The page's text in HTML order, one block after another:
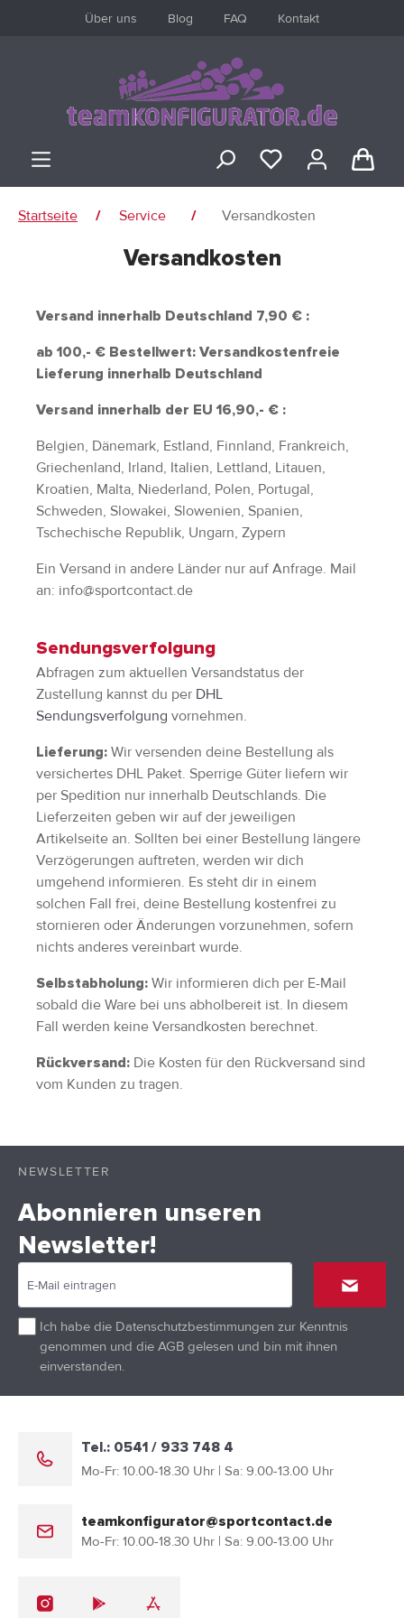
springenÜber uns Blog FAQ Kontakt
oderregistrieren
Übersicht
Persönliches Profil
Zahlungsarten
Bestellungen
Widerruf erklären
Startseite / Service / Versandkosten
Versandkosten
Versand innerhalb Deutschland 7,90 € :
ab 100,- € Bestellwert: Versandkostenfreie
Lieferung innerhalb Deutschland
Versand innerhalb der EU 16,90,- € :
Belgien, Dänemark, Estland, Finnland, Frankreich,
Griechenland, Irland, Italien, Lettland, Litauen,
Kroatien, Malta, Niederland, Polen, Portugal,
Schweden, Slowakei, Slowenien, Spanien,
Tschechische Republik, Ungarn, Zypern
Ein Versand in andere Länder nur auf Anfrage. Mail
an: info@sportcontact.de
Sendungsverfolgung
Abfragen zum aktuellen Versandstatus der
Zustellung kannst du per DHL
Sendungsverfolgung vornehmen.
Lieferung: Wir versenden deine Bestellung als
versichertes DHL Paket. Sperrige Güter liefern wir
per Spedition nur innerhalb Deutschlands. Die
Lieferzeiten geben wir auf der jeweiligen
Artikelseite an. Sollten bei einer Bestellung längere
Verzögerungen auftreten, werden wir dich
umgehend informieren. Es steht dir in einem
solchen Fall frei, deine Bestellung kostenfrei zu
stornieren oder Änderungen vorzunehmen, sofern
nichts anderes vereinbart wurde.
Selbstabholung: Wir informieren dich per E-Mail
sobald die Ware bei uns abholbereit ist. In diesem
Fall werden keine Versandkosten berechnet.
Rückversand: Die Kosten für den Rückversand sind
vom Kunden zu tragen.
NEWSLETTER
Abonnieren unseren
Newsletter!
Ich habe die Datenschutzbestimmungen zur Kenntnis
genommen und die AGB gelesen und bin mit ihnen
einverstanden.
Tel.: 0541 / 933 748 4
Mo-Fr: 10.00-18.30 Uhr | Sa: 9.00-13.00 Uhr
teamkonfigurator@sportcontact.de
Mo-Fr: 10.00-18.30 Uhr | Sa: 9.00-13.00 Uhr